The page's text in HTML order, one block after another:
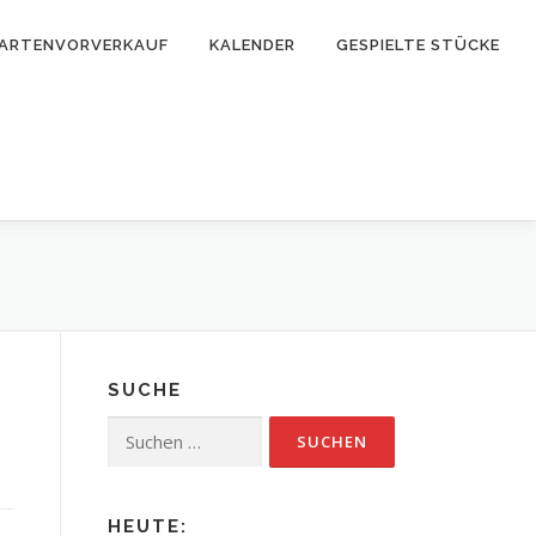
KALENDER GESPIELTE STÜCKE
SUCHE
nach:
HEUTE: